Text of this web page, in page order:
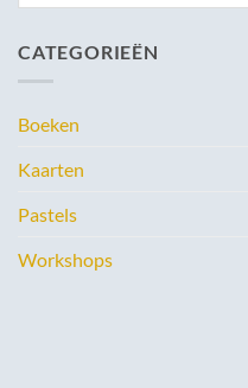
CATEGORIEËN
Boeken
Kaarten
Pastels
Workshops